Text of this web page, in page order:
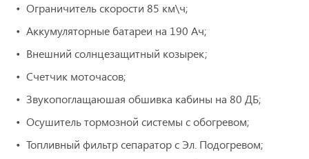
Ограничитель скорости 85 км\ч;
Аккумуляторные батареи на 190 Ач;
Внешний солнцезащитный козырек;
Счетчик моточасов;
Звукопоглащаюшая обшивка кабины на 80 ДБ;
Осушитель тормозной системы с обогревом;
Топливный фильтр сепаратор с Эл. Подогревом;